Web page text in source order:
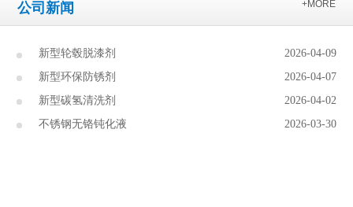
+MORE
公司新闻
2026-04-09
新型轮毂脱漆剂
2026-04-07
新型环保防锈剂
2026-04-02
新型碳氢清洗剂
2026-03-30
不锈钢无铬钝化液